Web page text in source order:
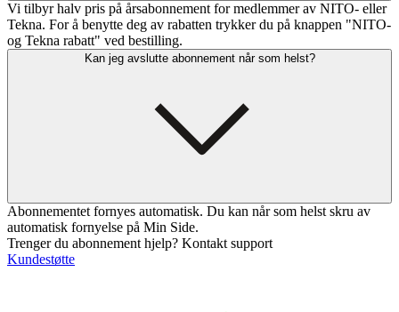
Vi tilbyr halv pris på årsabonnement for medlemmer av NITO- eller
Tekna. For å benytte deg av rabatten trykker du på knappen "NITO-
og Tekna rabatt" ved bestilling.
Kan jeg avslutte abonnement når som helst?
Abonnementet fornyes automatisk. Du kan når som helst skru av
automatisk fornyelse på Min Side.
Trenger du abonnement hjelp? Kontakt support
Kundestøtte